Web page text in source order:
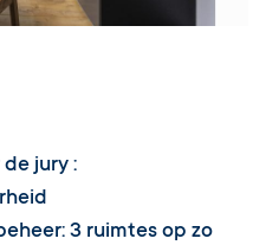
jury :
3 ruimtes op zo